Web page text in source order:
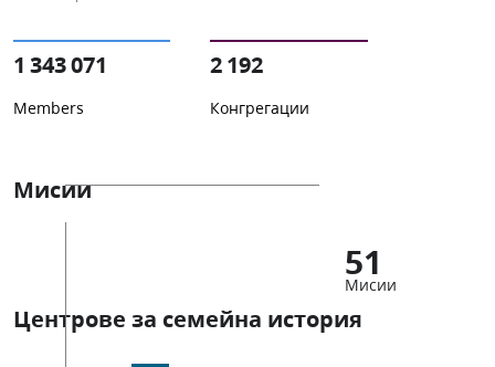
1 343 071
Members
2 192
Конгрегации
Мисии
51
Мисии
Центрове за семейна история